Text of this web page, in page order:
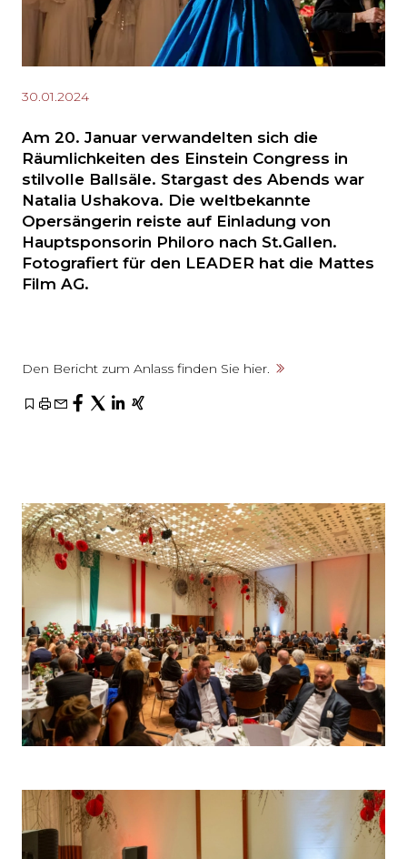
30.01.2024
Am 20. Januar verwandelten sich die
Räumlichkeiten des Einstein Congress in
stilvolle Ballsäle. Stargast des Abends war
Natalia Ushakova. Die weltbekannte
Opersängerin reiste auf Einladung von
Hauptsponsorin Philoro nach St.Gallen.
Fotografiert für den LEADER hat die Mattes
Film AG.
Den Bericht zum Anlass finden Sie hier.